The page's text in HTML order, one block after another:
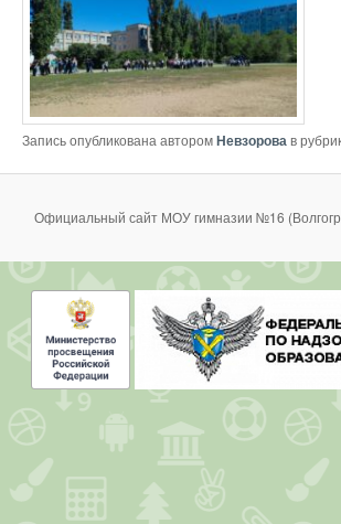
Запись опубликована авторомНевзоровав
Официальный сайт МОУ гимназии №16